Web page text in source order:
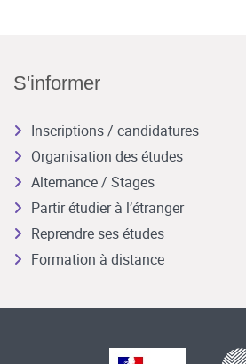
S'informer
Inscriptions / candidatures
Organisation des études
Alternance / Stages
Partir étudier à l’étranger
Reprendre ses études
Formation à distance